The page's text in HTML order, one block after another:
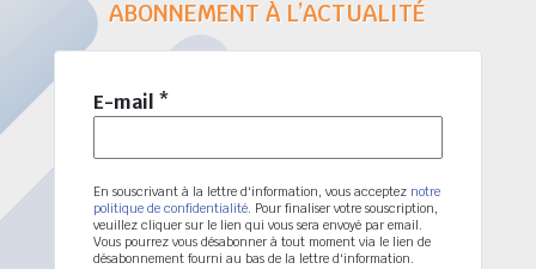
ABONNEMENT À L’ACTUALITÉ
E-mail *
En souscrivant à la lettre d'information, vous acceptez notre
politique de confidentialité. Pour finaliser votre souscription,
veuillez cliquer sur le lien qui vous sera envoyé par email.
Vous pourrez vous désabonner à tout moment via le lien de
désabonnement fourni au bas de la lettre d'information.